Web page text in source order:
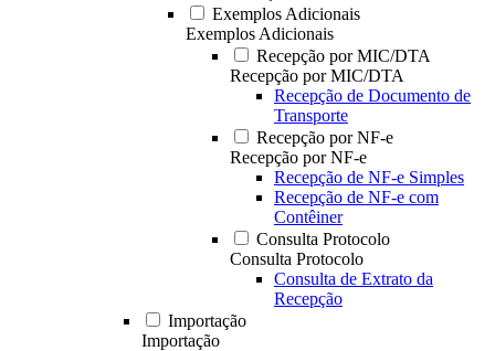
Exemplos Adicionais
Exemplos Adicionais
Recepção por MIC/DTA
Recepção por MIC/DTA
Recepção de Documento de
Transporte
Recepção por NF-e
Recepção por NF-e
Recepção de NF-e Simples
Recepção de NF-e com
Contêiner
Consulta Protocolo
Consulta Protocolo
Consulta de Extrato da
Recepção
Importação
Importação